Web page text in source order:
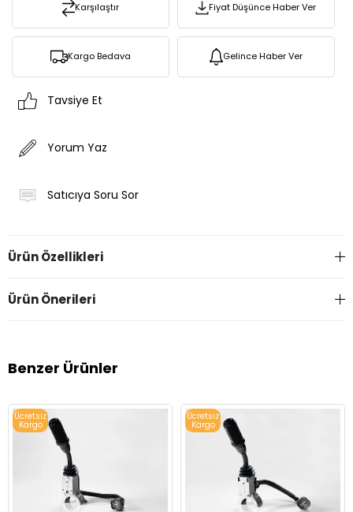
Karşılaştır Fiyat Düşünce Haber Ver
Kargo Bedava Gelince Haber Ver
Tavsiye Et
Yorum Yaz
Satıcıya Soru Sor
Ürün Özellikleri
Ürün Önerileri
Benzer Ürünler
Ücretsiz
Kargo
Ücretsiz
Kargo